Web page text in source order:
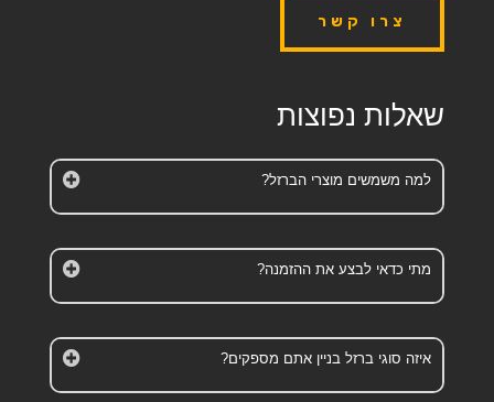
צרו קשר
שאלות נפוצות
למה משמשים מוצרי הברזל?
מתי כדאי לבצע את ההזמנה?
איזה סוגי ברזל בניין אתם מספקים?